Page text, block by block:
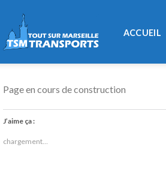
ACCUEIL
Page en cours de construction
J’aime ça :
chargement…